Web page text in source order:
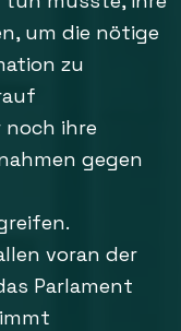
um die nötige
zu
noch ihre
gegen
voran der
Parlament